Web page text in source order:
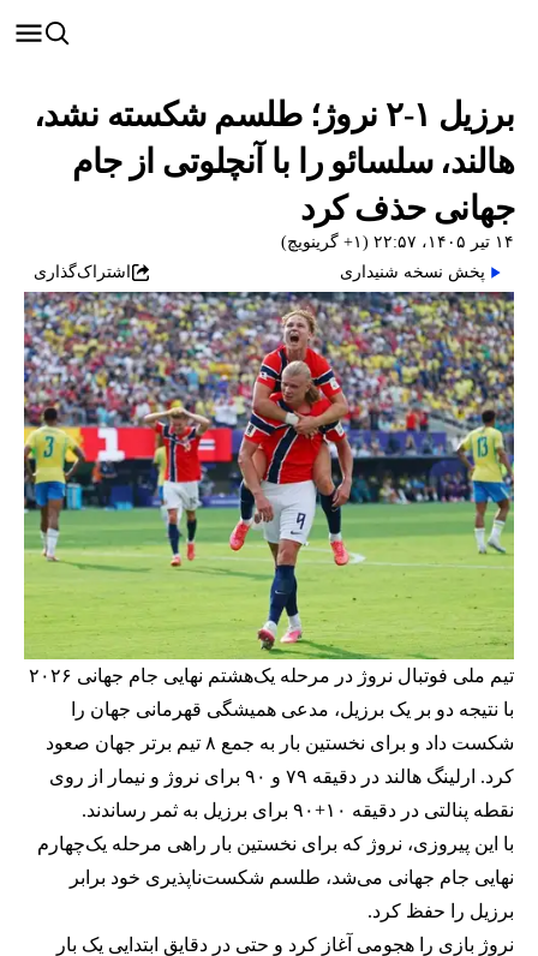
برزیل ۱-۲ نروژ؛ طلسم‌ شکسته نشد،
هالند، سلسائو را با آنچلوتی از جام
جهانی حذف کرد
۱۴ تیر ۱۴۰۵، ۲۲:۵۷ (‎+۱ گرینویچ)
پخش نسخه شنیداری
اشتراک‌گذاری
تیم ملی فوتبال نروژ در مرحله یک‌هشتم نهایی جام جهانی ۲۰۲۶
با نتیجه دو بر یک برزیل، مدعی همیشگی قهرمانی جهان را
شکست داد و برای نخستین بار به جمع ۸ تیم برتر جهان صعود
کرد. ارلینگ هالند در دقیقه ۷۹ و ۹۰ برای نروژ و نیمار از روی
نقطه پنالتی در دقیقه ۱۰+۹۰ برای برزیل به ثمر رساندند.
با این پیروزی، نروژ که برای نخستین بار راهی مرحله یک‌چهارم
نهایی جام جهانی می‌شد، طلسم شکست‌ناپذیری خود برابر
برزیل را حفظ کرد.
نروژ بازی را هجومی آغاز کرد و حتی در دقایق ابتدایی یک بار